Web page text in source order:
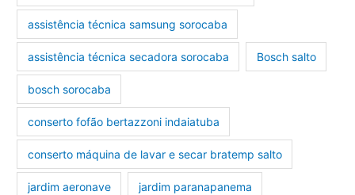
assistência técnica samsung sorocaba
assistência técnica secadora sorocaba Bosch salto
bosch sorocaba
conserto fofão bertazzoni indaiatuba
conserto máquina de lavar e secar bratemp salto
jardim aeronave jardim paranapanema